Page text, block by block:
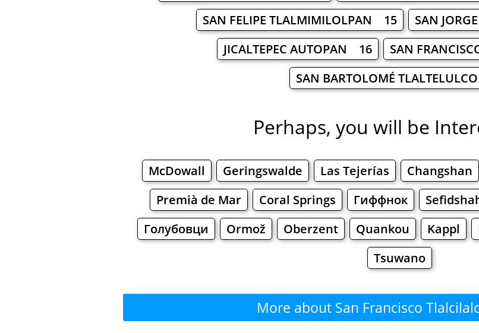
SAN FELIPE TLALMIMILOLPAN 15
SAN
JICALTEPEC AUTOPAN 16
SAN
SAN BARTOLOMÉ
Perhaps, you will be
McDowall Geringswalde Las Tejerías Changshan
Premià de Mar
Coral Springs Гиффнок
Голубовци
Ormož Oberzent Quankou Kappl
Tsuwano
More about San Francisco